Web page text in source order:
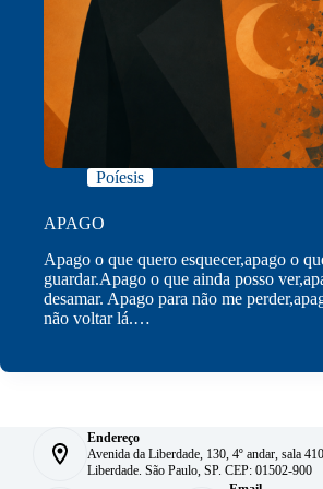
Poíesis
APAGO
Apago o que quero esquecer,apago o
guardar.Apago o que ainda posso
desamar. Apago para não me
não voltar lá.…
Endereço
Avenida da Liberdade, 130, 4º andar, sala 410.
Liberdade. São Paulo, SP. CEP: 01502-900